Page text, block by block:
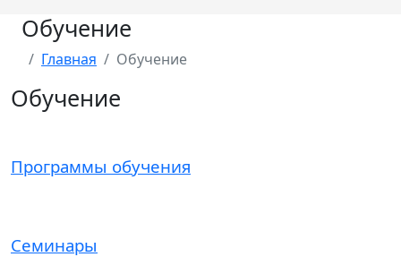
Обучение
Главная Обучение
Обучение
Программы обучения
Семинары